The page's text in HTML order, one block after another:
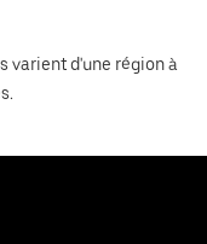
varient d'une région à